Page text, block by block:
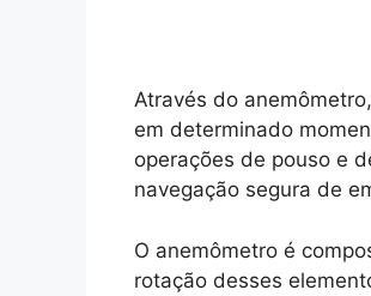
Através do
em determinado
operações de pouso e
navegação segura de
O anemômetro é
rotação desses